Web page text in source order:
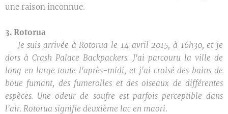
une raison inconnue.
3. Rotorua
Je suis arrivée à Rotorua le 14 avril 2015, à 16h30, et je
dors à Crash Palace Backpackers. J'ai parcouru la ville de
long en large toute l'après-midi, et j'ai croisé des bains de
boue fumant, des fumerolles et des oiseaux de différentes
espèces. Une odeur de soufre est parfois perceptible dans
l'air. Rotorua signifie deuxième lac en maori.